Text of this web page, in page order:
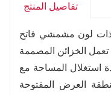
تفاصيل المنتج
ذات لون مشمشي فاتح
الخزائن المصممة
استغلال المساحة مع
العرض المفتوحة